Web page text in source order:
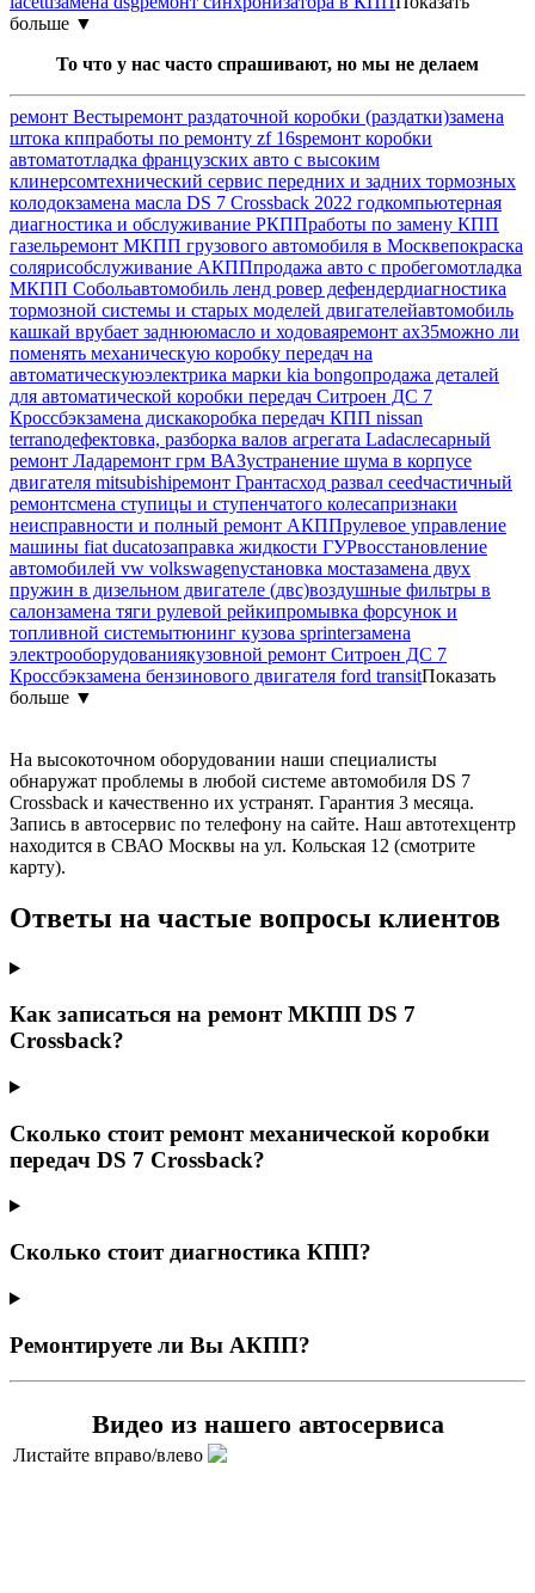
больше ▼
То что у нас часто спрашивают, но мы не делаем
ремонт Вестыремонт раздаточной коробки (раздатки)замена
штока кппработы по ремонту zf 16sремонт коробки
автоматотладка французских авто с высоким
клинерсомтехнический сервис передних и задних тормозных
колодокзамена масла DS 7 Crossback 2022 годкомпьютерная
диагностика и обслуживание РКППработы по замену КПП
газельремонт МКПП грузового автомобиля в Москвепокраска
солярисобслуживание АКППпродажа авто с пробегомотладка
МКПП Собольавтомобиль ленд ровер дефендердиагностика
тормозной системы и старых моделей двигателейавтомобиль
кашкай врубает заднююмасло и ходоваяремонт ах35можно ли
поменять механическую коробку передач на
автоматическуюэлектрика марки kia bongoпродажа деталей
для автоматической коробки передач Ситроен ДС 7
Кроссбэкзамена дискакоробка передач КПП nissan
terranoдефектовка, разборка валов агрегата Ladaслесарный
ремонт Ладаремонт грм ВАЗустранение шума в корпусе
двигателя mitsubishiремонт Грантасход развал ceedчастичный
ремонтсмена ступицы и ступенчатого колесапризнаки
неисправности и полный ремонт АКППрулевое управление
машины fiat ducatoзаправка жидкости ГУРвосстановление
автомобилей vw volkswagenустановка мостазамена двух
пружин в дизельном двигателе (двс)воздушные фильтры в
салонзамена тяги рулевой рейкипромывка форсунок и
топливной системытюнинг кузова sprinterзамена
электрооборудованиякузовной ремонт Ситроен ДС 7
Кроссбэкзамена бензинового двигателя ford transitПоказать
больше ▼
На высокоточном оборудовании наши специалисты
обнаружат проблемы в любой системе автомобиля DS 7
Crossback и качественно их устранят. Гарантия 3 месяца.
Запись в автосервис по телефону на сайте. Наш автотехцентр
находится в СВАО Москвы на ул. Кольская 12 (смотрите
карту).
Ответы на частые вопросы клиентов
Как записаться на ремонт МКПП DS 7
Crossback?
Сколько стоит ремонт механической коробки
передач DS 7 Crossback?
Сколько стоит диагностика КПП?
Ремонтируете ли Вы АКПП?
Видео из нашего автосервиса
Листайте вправо/влево